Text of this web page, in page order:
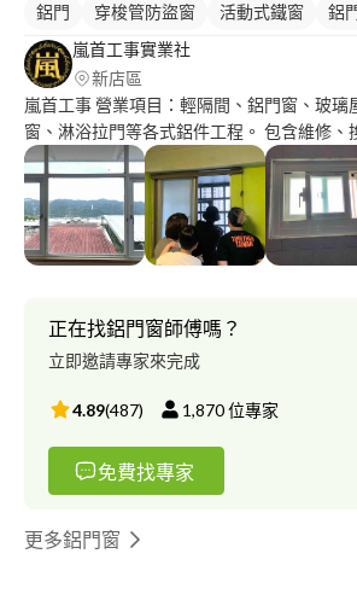
鋁門 穿梭管防盜窗 活動式鐵窗 鋁
嵐首工事實業社
新店區
嵐首工事 營業項目：輕隔間、鋁門窗、玻璃
窗、淋浴拉門等各式鋁件工程。 包含維修、換新與紗窗修理更換
等業務 歡迎來電詢問、免費到府丈量估價 ???搜尋 嵐首工事? 最新
消息與更多施工實例 歡迎點讚?、追蹤?、分
正在找鋁門窗師傅嗎？
立即邀請專家來完成
4.89(487) 1,870位專家
免費找專家
更多鋁門窗